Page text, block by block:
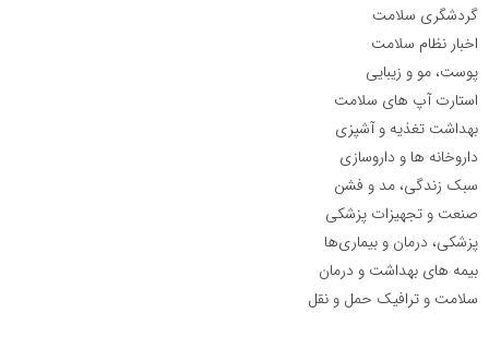
گردشگری سلامت
اخبار نظام سلامت
پوست، مو و زیبایی
استارت آپ های سلامت
بهداشت تغذیه و آشپزی
داروخانه ها و داروسازی
سبک زندگی، مد و فشن
صنعت و تجهیزات پزشکی
پزشکی، درمان و بیماری‌ها
بیمه های بهداشت و درمان
سلامت و ترافیک حمل و نقل